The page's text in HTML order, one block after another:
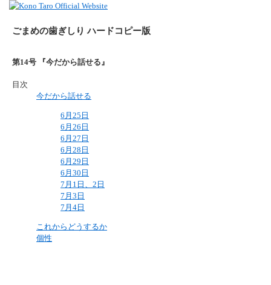
ごまめの歯ぎしり ハードコピー版
第14号 『今だから話せる』
目次
今だから話せる
6月25日
6月26日
6月27日
6月28日
6月29日
6月30日
7月1日、2日
7月3日
7月4日
これからどうするか
個性